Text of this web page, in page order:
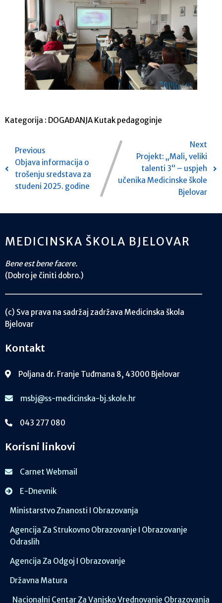
Kategorija : DOGAĐANJA Kutak pedagoginje
Previous
Objava informacija o
trošenju sredstava za
studeni 2025. godine
Next
Projekt: „Mali, veliki
talenti 3“ – uspjeh
učenika Medicinske škole
Bjelovar
MEDICINSKA ŠKOLA BJELOVAR
Bene est bene facere.
(Dobro je činiti dobro.)
(c) Sva prava na sadržaj zadržava Medicinska škola
Bjelovar
Kontakt
Poljana dr. Franje Tuđmana 8, 43000 Bjelovar
msbj@ss-medicinska-bj.skole.hr
043 277 080
Korisni linkovi
Carnet Webmail
E-Dnevnik
Ministarstvo Znanosti I Obrazovanja
Agencija Za Strukovno Obrazovanje I Obrazovanje
Odraslih
Agencija Za Odgoj I Obrazovanje
Državna Matura
Nacionalni Centar Za Vanjsko Vrednovanje Obrazovanja